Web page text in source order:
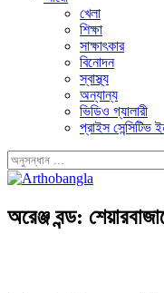
খেলা
শিক্ষা
সাক্ষাৎকার
বিনোদন
স্বাস্থ্য
অন্যান্য
ভিডিও গ্যালারী
প্রাইস সেন্সিটিভ
অরেঞ্জ বন্ড: